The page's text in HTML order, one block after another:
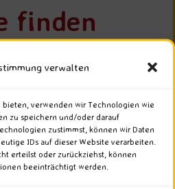
verwalten
bieten, verwenden wir Technologien wie
zu speichern und/oder darauf
zustimmst, können wir Daten
IDs auf dieser Website verarbeiten.
erteilst oder zurückziehst, können
beeinträchtigt werden.
finden
Kassel